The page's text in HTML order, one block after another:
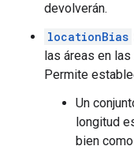
devolverán.
locationBias
las áreas en
Permite
Un
longitud
bien